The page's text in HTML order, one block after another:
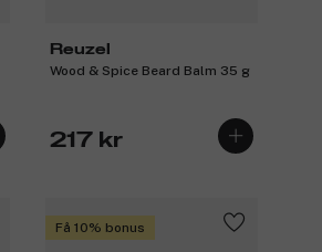
Reuzel
Wood & Spice Beard Balm 35 g
217 kr
Få 10% bonus